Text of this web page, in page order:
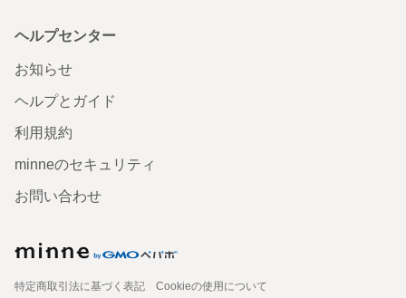
ヘルプセンター
お知らせ
ヘルプとガイド
利用規約
minneのセキュリティ
お問い合わせ
特定商取引法に基づく表記
Cookieの使用について